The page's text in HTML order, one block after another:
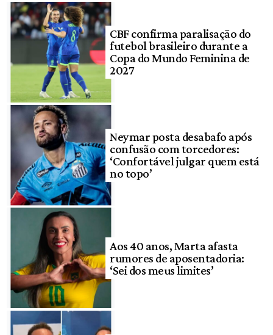
CBF confirma paralisação do
futebol brasileiro durante a
Copa do Mundo Feminina de
2027
Neymar posta desabafo após
confusão com torcedores:
‘Confortável julgar quem está
no topo’
Aos 40 anos, Marta afasta
rumores de aposentadoria:
‘Sei dos meus limites’